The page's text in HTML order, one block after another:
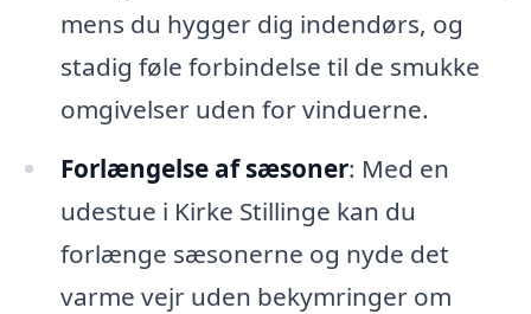
mens du hygger dig indendørs, og
stadig føle forbindelse til de smukke
omgivelser uden for vinduerne.
Forlængelse af sæsoner: Med en
udestue i Kirke Stillinge kan du
forlænge sæsonerne og nyde det
varme vejr uden bekymringer om